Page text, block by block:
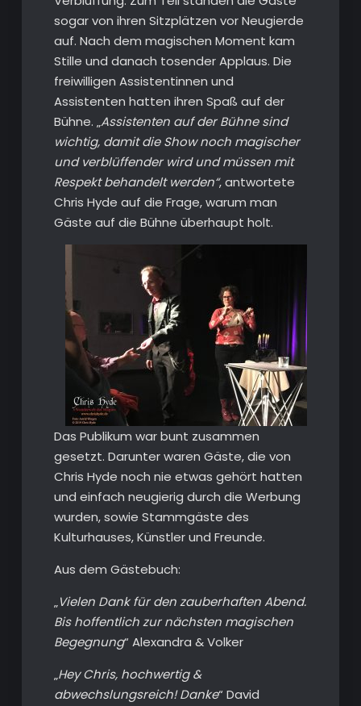
sogar von ihren Sitzplätzen vor Neugierde
auf. Nach dem magischen Moment kam
Stille und danach tosender Applaus. Die
freiwilligen Assistentinnen und
Assistenten hatten ihren Spaß auf der
Bühne. „Assistenten auf der Bühne sind
wichtig, damit die Show noch magischer
und verblüffender wird und müssen mit
Respekt behandelt werden“, antwortete
Chris Hyde auf die Frage, warum man
Gäste auf die Bühne überhaupt holt.
Das Publikum war bunt zusammen
gesetzt. Darunter waren Gäste, die von
Chris Hyde noch nie etwas gehört hatten
und einfach neugierig durch die Werbung
wurden, sowie Stammgäste des
Kulturhauses, Künstler und Freunde.
Aus dem Gästebuch:
„Vielen Dank für den zauberhaften Abend.
Bis hoffentlich zur nächsten magischen
Begegnung“ Alexandra & Volker
„Hey Chris, hochwertig &
abwechslungsreich! Danke“ David